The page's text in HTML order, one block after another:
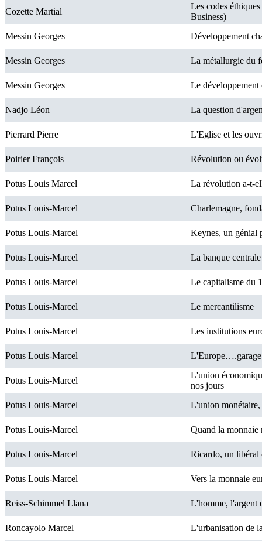
Cozette Martial
Les codes
Business)
Messin Georges
Développement
Messin Georges La métallurgie du
Messin Georges Le
Nadjo Léon La question
Pierrard Pierre L'Eglise et les
Poirier François Révolution ou
Potus Louis Marcel La révolution a-t-
Potus Louis-Marcel Charlemagne,
Potus Louis-Marcel Keynes, un génial
Potus Louis-Marcel La banque
Potus Louis-Marcel Le capitalisme du
Potus Louis-Marcel Le mercantilisme
Potus Louis-Marcel Les institutions
Potus Louis-Marcel L'Europe….garage
Potus Louis-Marcel
L'union
nos jours
Potus Louis-Marcel
L'union monétaire,
Potus Louis-Marcel Quand la monnaie
Potus Louis-Marcel Ricardo, un libéral
Potus Louis-Marcel Vers la monnaie
Reiss-Schimmel Llana L'homme, l'argent
Roncayolo Marcel L'urbanisation de